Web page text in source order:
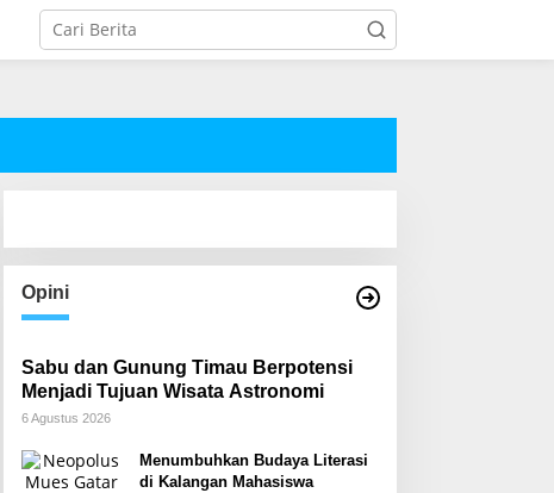
Opini
Sabu dan Gunung Timau Berpotensi
Menjadi Tujuan Wisata Astronomi
6 Agustus 2026
Menumbuhkan Budaya Literasi
di Kalangan Mahasiswa